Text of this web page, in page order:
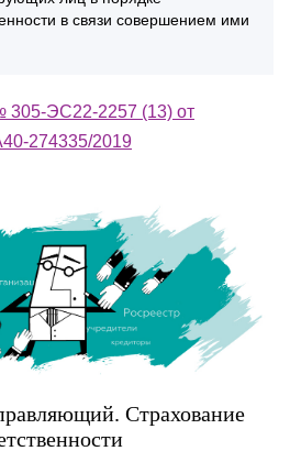
в связи совершением ими
ЭС22-2257 (13) от
274335/2019
Страхование